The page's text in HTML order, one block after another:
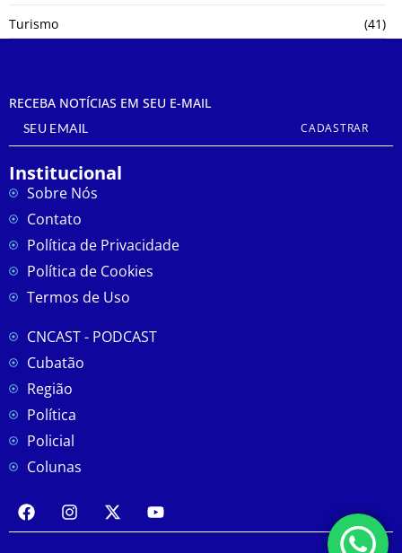
Turismo
(41)
RECEBA NOTÍCIAS EM SEU E-MAIL
CADASTRAR
Institucional
Sobre Nós
Contato
Política de Privacidade
Política de Cookies
Termos de Uso
CNCAST - PODCAST
Cubatão
Região
Política
Policial
Colunas